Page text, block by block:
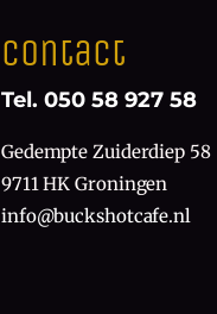
Contact
Tel. 050 58 927 58
Gedempte Zuiderdiep 58
9711 HK Groningen
info@buckshotcafe.nl